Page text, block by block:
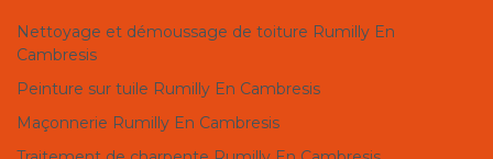
Nettoyage et démoussage de toiture Rumilly En
Cambresis
Peinture sur tuile Rumilly En Cambresis
Maçonnerie Rumilly En Cambresis